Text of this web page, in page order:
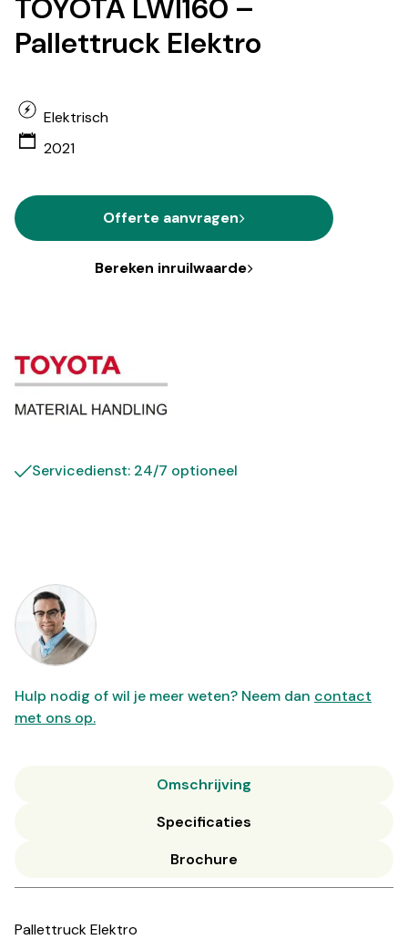
TOYOTA LWI160 –
Pallettruck Elektro
Elektrisch
2021
Offerte aanvragen
Bereken inruilwaarde
Servicedienst: 24/7 optioneel
Hulp nodig of wil je meer weten? Neem dan contact
met ons op.
Omschrijving
Specificaties
Brochure
Pallettruck Elektro